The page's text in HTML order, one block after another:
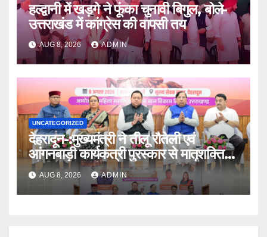
हल्द्वानी में खड़गे ने फूंका चुनावी बिगुल, बोले-
उत्तराखंड में कांग्रेस की वापसी तय
AUG 8, 2026 ADMIN
UNCATEGORIZED
देहरादून-:मुख्यमंत्री ने तीलू रौतेली एवं
आंगनबाड़ी कार्यकत्री पुरस्कार से मातृशक्ति
को किया सम्मानित
AUG 8, 2026 ADMIN